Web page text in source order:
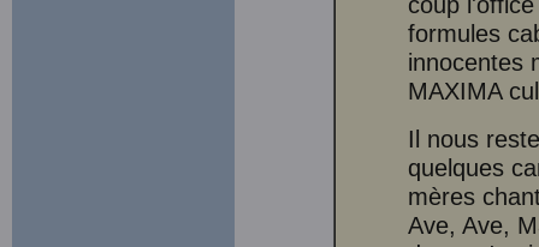
formules
innocentes
MAXIMA
Il nous
quelques
mères
Ave, Ave,